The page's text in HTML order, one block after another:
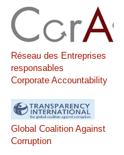
Réseau des Entreprises
responsables
Corporate Accountability
Global Coalition Against
Corruption